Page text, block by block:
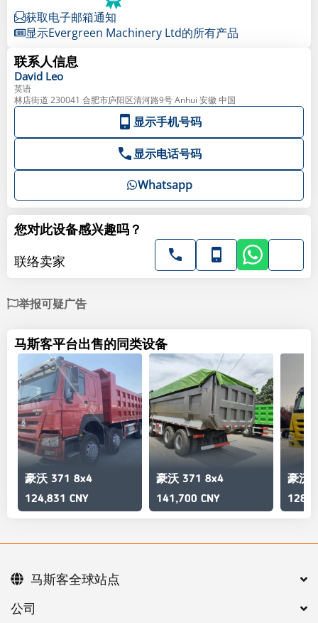
获取电子邮箱通知
显示Evergreen Machinery Ltd的所有产品
联系人信息
David Leo
英语
林店街道 230041 合肥市庐阳区清河路9号 Anhui 安徽 中国
显示手机号码
显示电话号码
Whatsapp
您对此设备感兴趣吗？
联络卖家
举报可疑广告
马斯客平台出售的同类设备
豪沃 371 8x4
124,831 CNY
豪沃 371 8x4
141,700 CNY
豪沃
公司
马斯客全球站点